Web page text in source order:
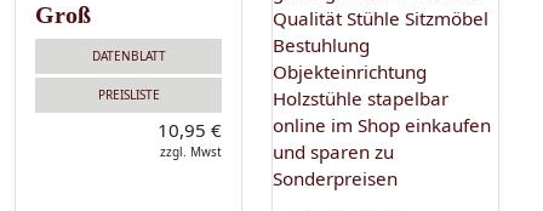
Groß
DATENBLATT
PREISLISTE
10,95 €
zzgl. Mwst